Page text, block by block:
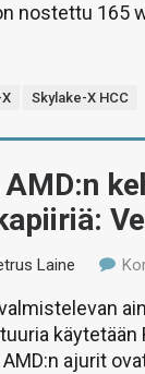
nostettu 165
Skylake-X HCC
Laine
käytetään
ajurit